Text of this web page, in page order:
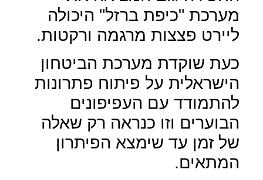
מערכת "כיפת ברזל" היכולה
ליירט פצצות מרגמה ורקטות.
כעת שוקדת מערכת הביטחון
הישראלית על פיתוח פתרונות
להתמודד עם העפיפונים
הבוערים וזו כנראה רק שאלה
של זמן עד שימצא הפיתרון
המתאים.